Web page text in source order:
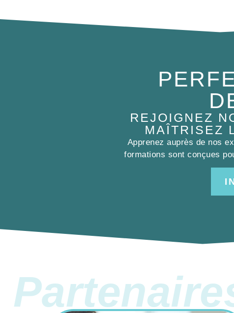
REJOIGNEZ
MAÎTRISEZ
Apprenez auprès de nos
formations sont conçues